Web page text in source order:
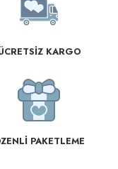
KARGO
PAKETLEME